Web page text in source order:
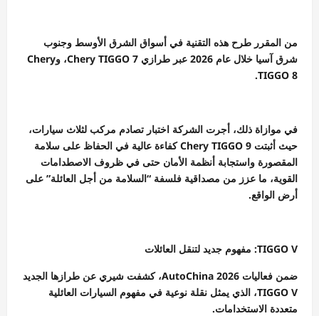
من المقرر طرح هذه التقنية في أسواق الشرق الأوسط وجنوب
شرق آسيا خلال عام 2026 عبر طرازي Chery TIGGO 7، وChery
TIGGO 8.
في موازاة ذلك، أجرت الشركة اختبار تصادم مركب لثلاث سيارات،
حيث أثبتت Chery TIGGO 9 كفاءة عالية في الحفاظ على سلامة
المقصورة واستجابة أنظمة الأمان حتى في ظروف الاصطدامات
القوية، ما عزز من مصداقية فلسفة “السلامة من أجل العائلة” على
أرض الواقع.
TIGGO V: مفهوم جديد لتنقل العائلات
ضمن فعاليات AutoChina 2026، كشفت شيري عن طرازها الجديد
TIGGO V، الذي يمثل نقلة نوعية في مفهوم السيارات العائلية
متعددة الاستخدامات.